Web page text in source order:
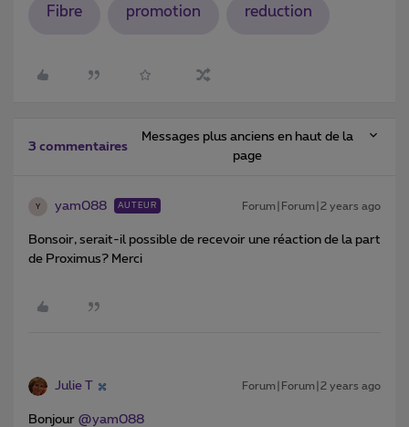
Fibre promotion reduction
3 commentaires
Messages plus anciens en haut de la
page
Y yam088 AUTEUR Forum|Forum|2 years ago
Bonsoir, serait-il possible de recevoir une réaction de la part
de Proximus? Merci
Julie T Forum|Forum|2 years ago
Bonjour @yam088